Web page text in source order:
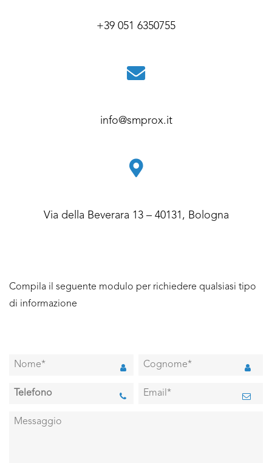
+39 051 6350755
info@smprox.it
Via della Beverara 13 – 40131, Bologna
Compila il seguente modulo per richiedere qualsiasi tipo
di informazione